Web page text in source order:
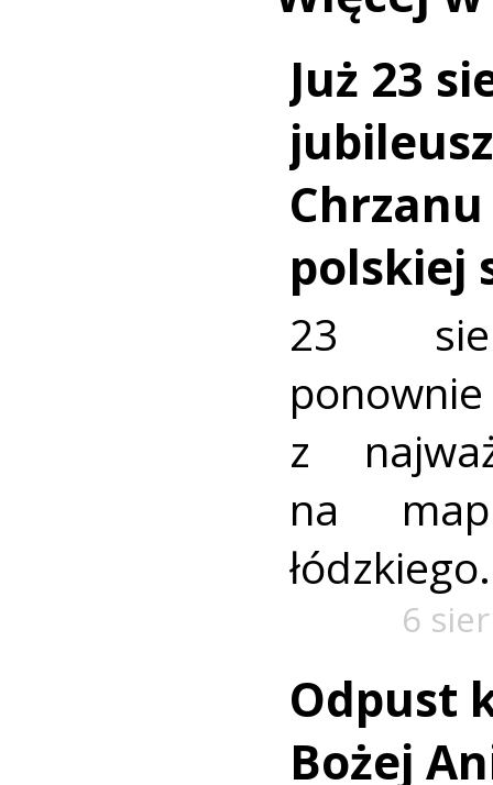
Już 23
polskiej
23
z
na
łódzkiego.
6
Odpust
Bożej